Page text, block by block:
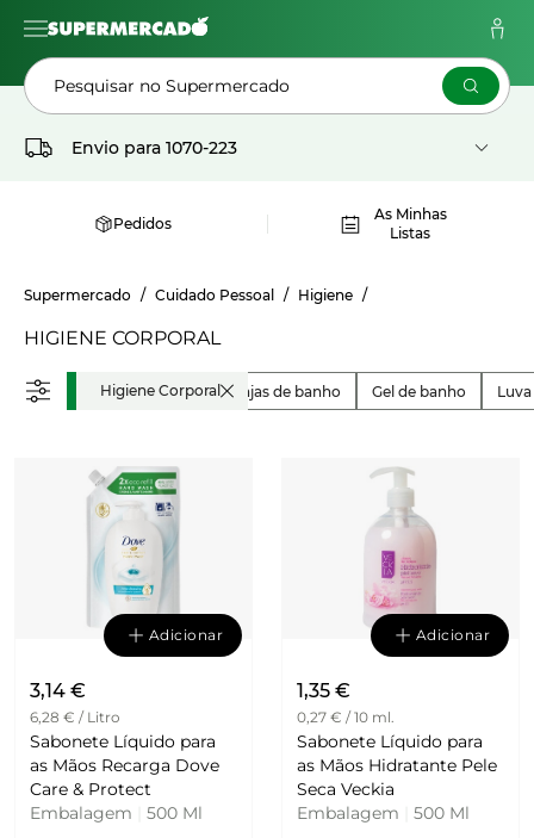
Pesquisar no Supermercado
Envio para 1070-223
Pedidos
As Minhas
Listas
Supermercado Cuidado Pessoal Higiene
HIGIENE CORPORAL
Higiene CorporalEsponjas de banho Gel de banho
Adicionar
3,14 €
6,28 € / Litro
Sabonete Líquido para
as Mãos Recarga Dove
Care & Protect
Embalagem
500 Ml
Adicionar
1,35 €
0,27 € / 10 ml.
Sabonete Líquido para
as Mãos Hidratante Pele
Seca Veckia
Embalagem
500 Ml